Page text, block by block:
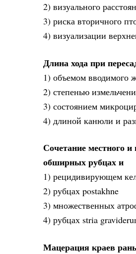
2) визуального
3) риска вторичного
4) визуализации
Длина хода при
1) объемом вводимого
2) степенью
3) состоянием
4) длиной канюли и
Сочетание местного
обширных рубцах и
1) рецидивирующем
2) рубцах postakhne
3) множественных
4) рубцах stria
Мацерация краев